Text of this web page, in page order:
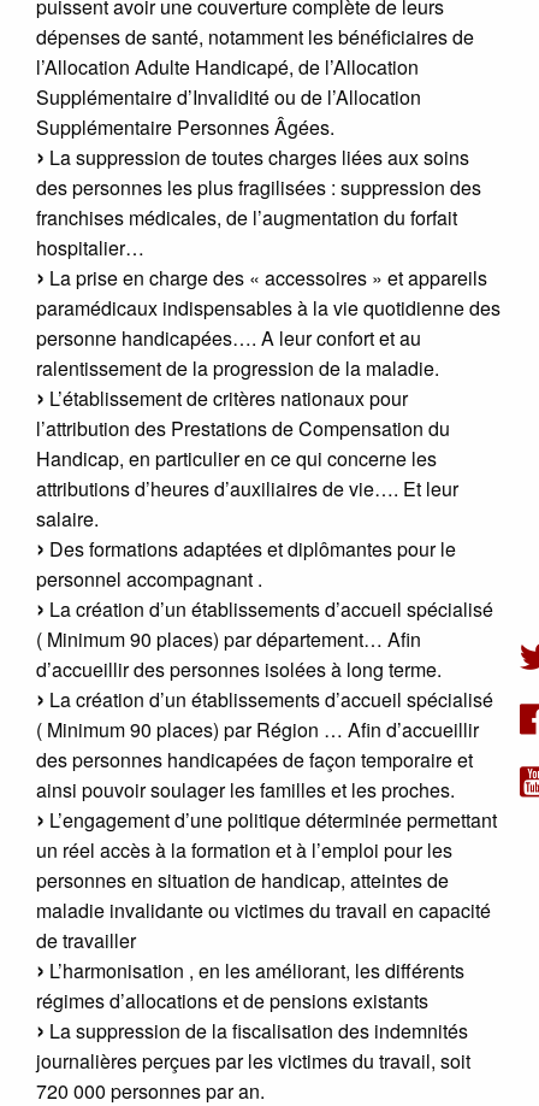
puissent avoir une couverture complète de leurs
dépenses de santé, notamment les bénéficiaires de
l’Allocation Adulte Handicapé, de l’Allocation
Supplémentaire d’Invalidité ou de l’Allocation
Supplémentaire Personnes Âgées.
La suppression de toutes charges liées aux soins
des personnes les plus fragilisées : suppression des
franchises médicales, de l’augmentation du forfait
hospitalier…
La prise en charge des « accessoires » et appareils
paramédicaux indispensables à la vie quotidienne des
personne handicapées…. A leur confort et au
ralentissement de la progression de la maladie.
L’établissement de critères nationaux pour
l’attribution des Prestations de Compensation du
Handicap, en particulier en ce qui concerne les
attributions d’heures d’auxiliaires de vie…. Et leur
salaire.
Des formations adaptées et diplômantes pour le
personnel accompagnant .
La création d’un établissements d’accueil spécialisé
( Minimum 90 places) par département… Afin
d’accueillir des personnes isolées à long terme.
La création d’un établissements d’accueil spécialisé
( Minimum 90 places) par Région … Afin d’accueillir
des personnes handicapées de façon temporaire et
ainsi pouvoir soulager les familles et les proches.
L’engagement d’une politique déterminée permettant
un réel accès à la formation et à l’emploi pour les
personnes en situation de handicap, atteintes de
maladie invalidante ou victimes du travail en capacité
de travailler
L’harmonisation , en les améliorant, les différents
régimes d’allocations et de pensions existants
La suppression de la fiscalisation des indemnités
journalières perçues par les victimes du travail, soit
720 000 personnes par an.